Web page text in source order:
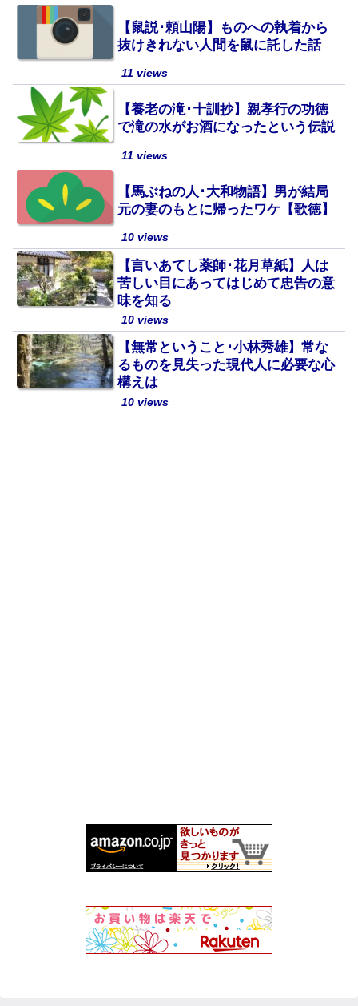
【鼠説･頼山陽】ものへの執着から
抜けきれない人間を鼠に託した話
11 views
【養老の滝･十訓抄】親孝行の功徳
で滝の水がお酒になったという伝説
11 views
【馬ぶねの人･大和物語】男が結局
元の妻のもとに帰ったワケ【歌徳】
10 views
【言いあてし薬師･花月草紙】人は
苦しい目にあってはじめて忠告の意
味を知る
10 views
【無常ということ･小林秀雄】常な
るものを見失った現代人に必要な心
構えは
10 views